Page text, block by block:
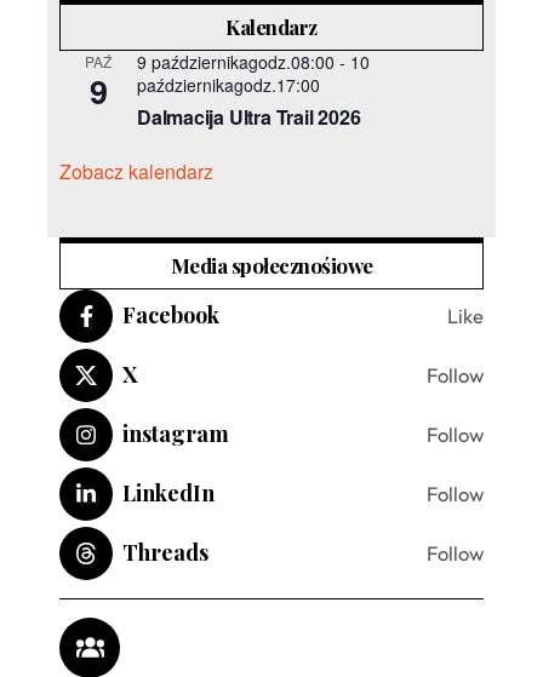
Kalendarz
PAŹ
9
9 październikagodz.08:00 - 10
październikagodz.17:00
Dalmacija Ultra Trail 2026
Zobacz kalendarz
Media społecznośiowe
Facebook Like
X Follow
instagram Follow
LinkedIn Follow
Threads Follow